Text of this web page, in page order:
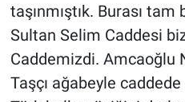
taşınmıştık. Burası
Sultan Selim Caddesi
Caddemizdi. Amcaoğlu
Taşçı ağabeyle